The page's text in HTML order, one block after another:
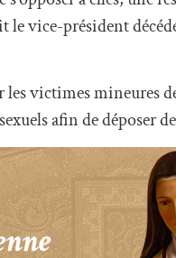
le vice-président
les victimes mineures
afin de déposer